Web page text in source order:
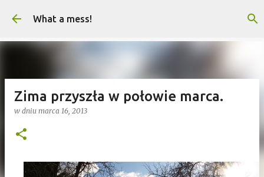
Przejdź do głównej zawartości
What a mess!
Zima przyszła w połowie marca.
w dniu marca 16, 2013